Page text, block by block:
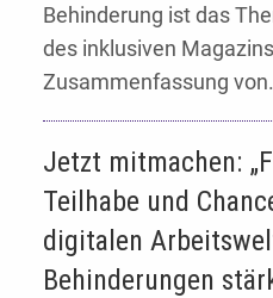
Behinderung ist das
des inklusiven
Zusammenfassung
Jetzt mitmachen:
Teilhabe und
digitalen
Behinderungen